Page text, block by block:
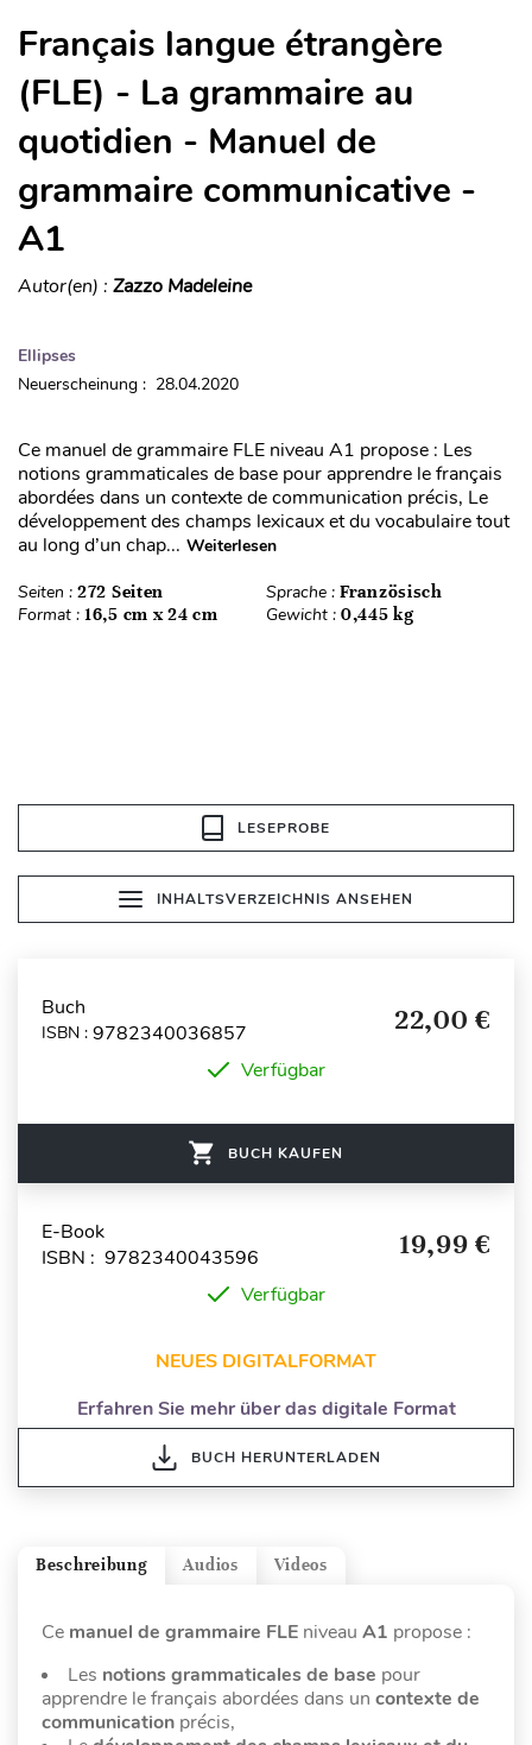
Français langue étrangère
(FLE) - La grammaire au
quotidien - Manuel de
grammaire communicative -
A1
Autor(en) : Zazzo Madeleine
Ellipses
Neuerscheinung : 28.04.2020
Ce manuel de grammaire FLE niveau A1 propose : Les
notions grammaticales de base pour apprendre le français
abordées dans un contexte de communication précis, Le
développement des champs lexicaux et du vocabulaire tout
au long d’un chap... Weiterlesen
Seiten : 272 Seiten Sprache : Französisch
Format : 16,5 cm x 24 cm Gewicht : 0,445 kg
LESEPROBE
INHALTSVERZEICHNIS ANSEHEN
Buch
ISBN : 9782340036857 22,00 €
Verfügbar
BUCH KAUFEN
E-Book
ISBN : 9782340043596
19,99 €
Verfügbar
NEUES DIGITALFORMAT
Erfahren Sie mehr über das digitale Format
BUCH HERUNTERLADEN
Videos
Audios
Beschreibung
Ce manuel de grammaire FLE niveau A1 propose :
Les notions grammaticales de base pour
apprendre le français abordées dans un contexte de
communication précis,